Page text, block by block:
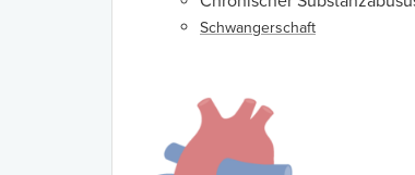
Schwangerschaft